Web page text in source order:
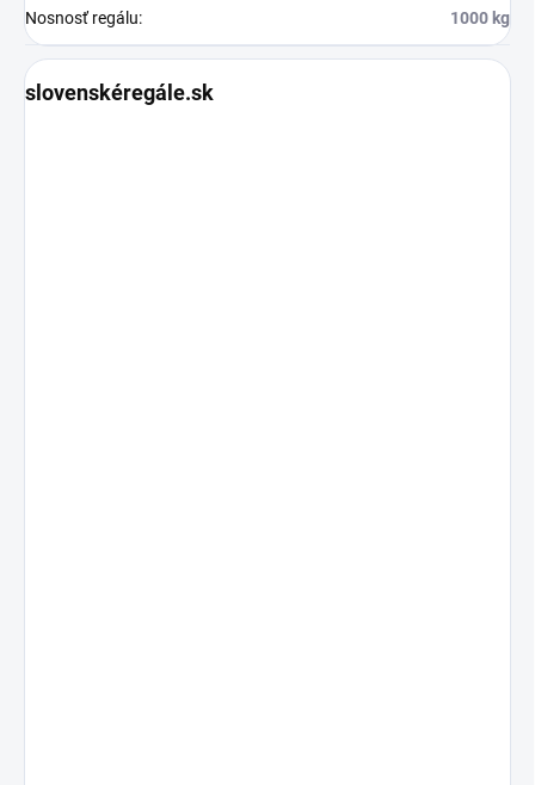
Nosnosť regálu: 1000 kg
slovenskéregále.sk